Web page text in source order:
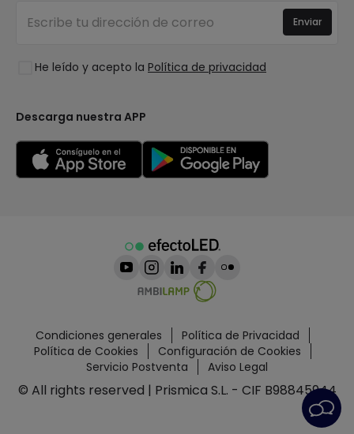
Preguntas frecuentes
Iniciar sesión
Iluminación para empresas
Colecciones
LoveYouGreen
He leído y acepto la Política de privacidad
Enviar
Descarga nuestra APP
Condiciones generales
Política de Privacidad
Política de Cookies
Configuración de Cookies
Servicio Postventa
Aviso Legal
© All rights reserved | Prismica S.L. - CIF B98845944